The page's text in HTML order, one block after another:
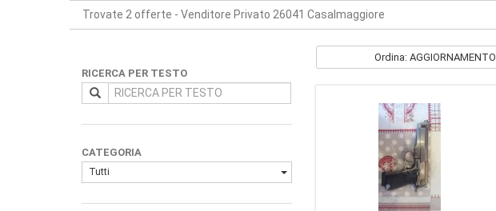
Trovate 2 offerte - Venditore Privato 26041 Casalmaggiore
RICERCA PER TESTO
CATEGORIA
Tutti
Ordina: AGGIORNAMENTO